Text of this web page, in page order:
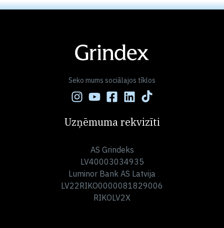
Seko mums sociālajos tīklos
Uzņēmuma rekvizīti
AS Grindeks
LV40003034935
Luminor Bank AS Latvija
LV22RIKO0000081829006
RIKOLV2X